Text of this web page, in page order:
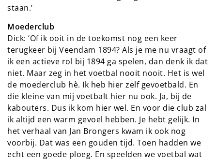
staan.’
Moederclub
Dick: ‘Of ik ooit in de toekomst nog een keer
terugkeer bij Veendam 1894? Als je me nu vraagt of
ik een actieve rol bij 1894 ga spelen, dan denk ik dat
niet. Maar zeg in het voetbal nooit nooit. Het is wel
de moederclub hè. Ik heb hier zelf gevoetbald. En
die kleine van mij voetbalt hier nu ook. Ja, bij de
kabouters. Dus ik kom hier wel. En voor die club zal
ik altijd een warm gevoel hebben. Je hebt gelijk. In
het verhaal van Jan Brongers kwam ik ook nog
voorbij. Dat was een gouden tijd. Toen hadden we
echt een goede ploeg. En speelden we voetbal wat